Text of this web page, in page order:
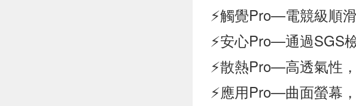
⚡觸覺Pro—電競級順
⚡安心Pro—通過SGS
⚡散熱Pro—高透氣性
⚡應用Pro—曲面螢幕